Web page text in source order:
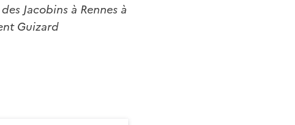
Jacobins à Rennes à
Guizard